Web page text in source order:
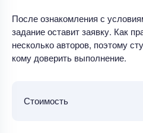
После ознакомления с
задание оставит заявку. Как
несколько авторов, поэтому
кому доверить выполнение.
Стоимость